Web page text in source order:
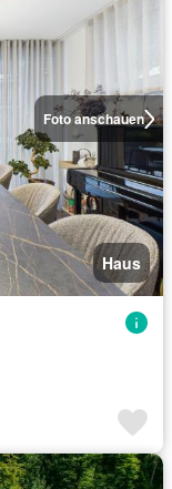
Foto anschauen
Haus